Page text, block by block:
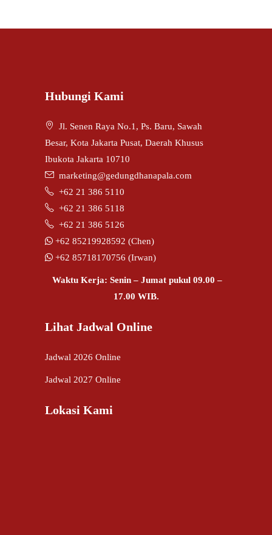
Hubungi Kami
Jl. Senen Raya No.1, Ps. Baru, Sawah
Besar, Kota Jakarta Pusat, Daerah Khusus
Ibukota Jakarta 10710
marketing@gedungdhanapala.com
+62 21 386 5110
+62 21 386 5118
+62 21 386 5126
+62 85219928592 (Chen)
+62 85718170756 (Irwan)
Waktu Kerja: Senin – Jumat pukul 09.00 –
17.00 WIB.
Lihat Jadwal Online
Jadwal 2026 Online
Jadwal 2027 Online
Lokasi Kami